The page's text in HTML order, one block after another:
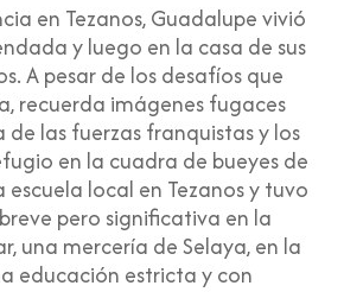
en Tezanos, Guadalupe vivió
y luego en la casa de sus
A pesar de los desafíos que
recuerda imágenes fugaces
las fuerzas franquistas y los
en la cuadra de bueyes de
escuela local en Tezanos y tuvo
pero significativa en la
una mercería de Selaya, en la
educación estricta y con